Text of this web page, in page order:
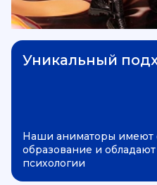
Уникальный
Наши аниматоры имеют
образование и
психологии